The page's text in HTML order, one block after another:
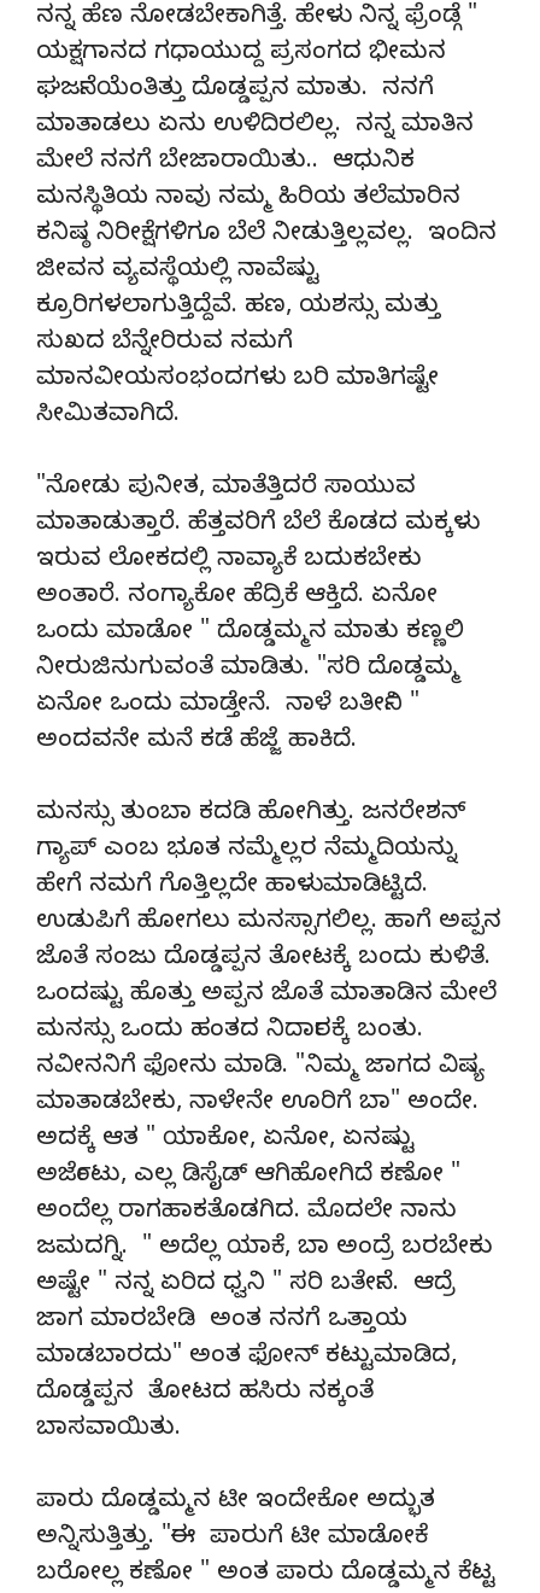
ನನ್ನ ಹೆಣ ನೋಡಬೇಕಾಗಿತ್ತೆ. ಹೇಳು ನಿನ್ನ ಫ್ರೆಂಡ್ಗೆ "
ಯಕ್ಷಗಾನದ ಗಧಾಯುದ್ದ ಪ್ರಸಂಗದ ಭೀಮನ
ಘರ್ಜನೆಯೆಂತಿತ್ತು ದೊಡ್ಡಪ್ಪನ ಮಾತು. ನನಗೆ
ಮಾತಾಡಲು ಏನು ಉಳಿದಿರಲಿಲ್ಲ. ನನ್ನ ಮಾತಿನ
ಮೇಲೆ ನನಗೆ ಬೇಜಾರಾಯಿತು.. ಆಧುನಿಕ
ಮನಸ್ಥಿತಿಯ ನಾವು ನಮ್ಮ ಹಿರಿಯ ತಲೆಮಾರಿನ
ಕನಿಷ್ಠ ನಿರೀಕ್ಷೆಗಳಿಗೂ ಬೆಲೆ ನೀಡುತ್ತಿಲ್ಲವಲ್ಲ. ಇಂದಿನ
ಜೀವನ ವ್ಯವಸ್ಥೆಯಲ್ಲಿ ನಾವೆಷ್ಟು
ಕ್ರೂರಿಗಳಲಾಗುತ್ತಿದ್ದೆವೆ. ಹಣ, ಯಶಸ್ಸು ಮತ್ತು
ಸುಖದ ಬೆನ್ನೇರಿರುವ ನಮಗೆ
ಮಾನವೀಯಸಂಭಂದಗಳು ಬರಿ ಮಾತಿಗಷ್ಟೇ
ಸೀಮಿತವಾಗಿದೆ.
"ನೋಡು ಪುನೀತ, ಮಾತೆತ್ತಿದರೆ ಸಾಯುವ
ಮಾತಾಡುತ್ತಾರೆ. ಹೆತ್ತವರಿಗೆ ಬೆಲೆ ಕೊಡದ ಮಕ್ಕಳು
ಇರುವ ಲೋಕದಲ್ಲಿ ನಾವ್ಯಾಕೆ ಬದುಕಬೇಕು
ಅಂತಾರೆ. ನಂಗ್ಯಾಕೋ ಹೆದ್ರಿಕೆ ಆಕ್ತಿದೆ. ಏನೋ
ಒಂದು ಮಾಡೋ " ದೊಡ್ಡಮ್ಮನ ಮಾತು ಕಣ್ಣಲಿ
ನೀರುಜಿನುಗುವಂತೆ ಮಾಡಿತು. "ಸರಿ ದೊಡ್ಡಮ್ಮ
ಏನೋ ಒಂದು ಮಾಡ್ತೇನೆ. ನಾಳೆ ಬರ್ತೀನಿ "
ಅಂದವನೇ ಮನೆ ಕಡೆ ಹೆಜ್ಜೆ ಹಾಕಿದೆ.
ಮನಸ್ಸು ತುಂಬಾ ಕದಡಿ ಹೋಗಿತ್ತು. ಜನರೇಶನ್
ಗ್ಯಾಪ್ ಎಂಬ ಭೂತ ನಮ್ಮೆಲ್ಲರ ನೆಮ್ಮದಿಯನ್ನು
ಹೇಗೆ ನಮಗೆ ಗೊತ್ತಿಲ್ಲದೇ ಹಾಳುಮಾಡಿಟ್ಟಿದೆ.
ಉಡುಪಿಗೆ ಹೋಗಲು ಮನಸ್ಸಾಗಲಿಲ್ಲ. ಹಾಗೆ ಅಪ್ಪನ
ಜೊತೆ ಸಂಜು ದೊಡ್ಡಪ್ಪನ ತೋಟಕ್ಕೆ ಬಂದು ಕುಳಿತೆ.
ಒಂದಷ್ಟು ಹೊತ್ತು ಅಪ್ಪನ ಜೊತೆ ಮಾತಾಡಿನ ಮೇಲೆ
ಮನಸ್ಸು ಒಂದು ಹಂತದ ನಿರ್ದಾರಕ್ಕೆ ಬಂತು.
ನವೀನನಿಗೆ ಫೋನು ಮಾಡಿ. "ನಿಮ್ಮ ಜಾಗದ ವಿಷ್ಯ
ಮಾತಾಡಬೇಕು, ನಾಳೇನೇ ಊರಿಗೆ ಬಾ" ಅಂದೇ.
ಅದಕ್ಕೆ ಆತ " ಯಾಕೋ, ಏನೋ, ಏನಷ್ಟು
ಅರ್ಜೆಂಟು, ಎಲ್ಲ ಡಿಸೈಡ್ ಆಗಿಹೋಗಿದೆ ಕಣೋ "
ಅಂದೆಲ್ಲ ರಾಗಹಾಕತೊಡಗಿದ. ಮೊದಲೇ ನಾನು
ಜಮದಗ್ನಿ. " ಅದೆಲ್ಲ ಯಾಕೆ, ಬಾ ಅಂದ್ರೆ ಬರಬೇಕು
ಅಷ್ಟೇ " ನನ್ನ ಏರಿದ ಧ್ವನಿ " ಸರಿ ಬರ್ತೇನೆ. ಆದ್ರೆ
ಜಾಗ ಮಾರಬೇಡಿ ಅಂತ ನನಗೆ ಒತ್ತಾಯ
ಮಾಡಬಾರದು" ಅಂತ ಫೋನ್ ಕಟ್ಟುಮಾಡಿದ,
ದೊಡ್ಡಪ್ಪನ ತೋಟದ ಹಸಿರು ನಕ್ಕಂತೆ
ಬಾಸವಾಯಿತು.
ಪಾರು ದೊಡ್ಡಮ್ಮನ ಟೀ ಇಂದೇಕೋ ಅದ್ಭುತ
ಅನ್ನಿಸುತ್ತಿತ್ತು. "ಈ ಪಾರುಗೆ ಟೀ ಮಾಡೋಕೆ
ಬರೋಲ್ಲ ಕಣೋ " ಅಂತ ಪಾರು ದೊಡ್ಡಮ್ಮನ ಕೆಟ್ಟ